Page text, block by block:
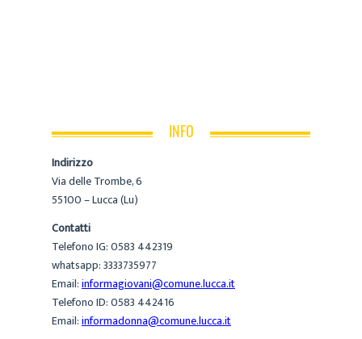
INFO
Indirizzo
Via delle Trombe, 6
55100 – Lucca (Lu)
Contatti
Telefono IG: 0583 442319
whatsapp: 3333735977
Email:informagiovani@comune.lucca.it
Telefono ID: 0583 442416
Email:informadonna@comune.lucca.it